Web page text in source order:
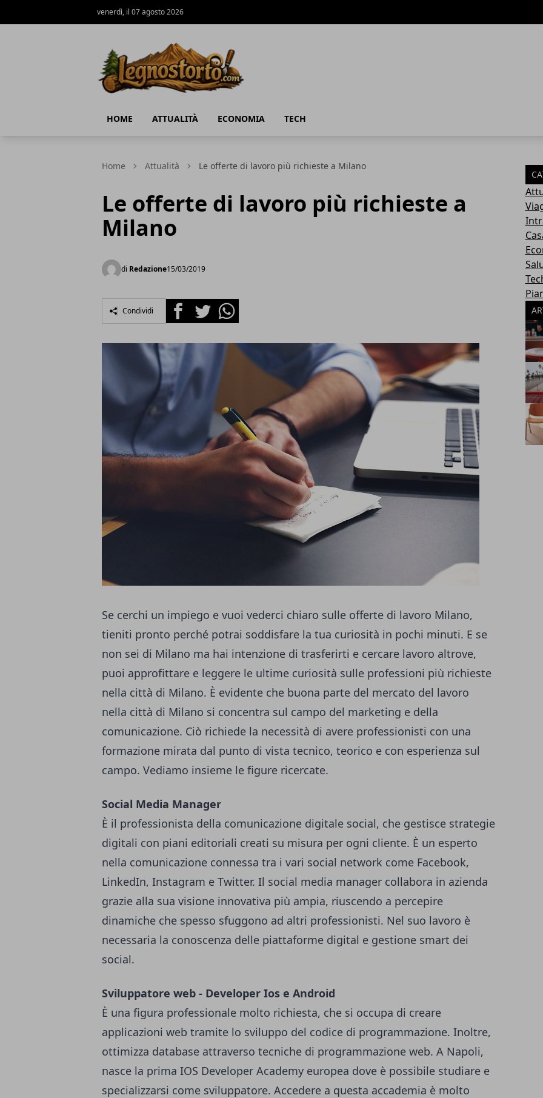
venerdì, il 07 agosto 2026
HOME ATTUALITÀ ECONOMIA TECH
Home Attualità Le offerte di lavoro più richieste a Milano
Le offerte di lavoro più richieste a
Milano
di Redazione15/03/2019
Condividi FacebookTwitterWhatsapp
Se cerchi un impiego e vuoi vederci chiaro sulle offerte di lavoro Milano,
tieniti pronto perché potrai soddisfare la tua curiosità in pochi minuti. E se
non sei di Milano ma hai intenzione di trasferirti e cercare lavoro altrove,
puoi approfittare e leggere le ultime curiosità sulle professioni più richieste
nella città di Milano. È evidente che buona parte del mercato del lavoro
nella città di Milano si concentra sul campo del marketing e della
comunicazione. Ciò richiede la necessità di avere professionisti con una
formazione mirata dal punto di vista tecnico, teorico e con esperienza sul
campo. Vediamo insieme le figure ricercate.
Social Media Manager
È il professionista della comunicazione digitale social, che gestisce strategie
digitali con piani editoriali creati su misura per ogni cliente. È un esperto
nella comunicazione connessa tra i vari social network come Facebook,
LinkedIn, Instagram e Twitter. Il social media manager collabora in azienda
grazie alla sua visione innovativa più ampia, riuscendo a percepire
dinamiche che spesso sfuggono ad altri professionisti. Nel suo lavoro è
necessaria la conoscenza delle piattaforme digital e gestione smart dei
social.
Sviluppatore web - Developer Ios e Android
È una figura professionale molto richiesta, che si occupa di creare
applicazioni web tramite lo sviluppo del codice di programmazione. Inoltre,
ottimizza database attraverso tecniche di programmazione web. A Napoli,
nasce la prima IOS Developer Academy europea dove è possibile studiare e
specializzarsi come sviluppatore. Accedere a questa accademia è molto